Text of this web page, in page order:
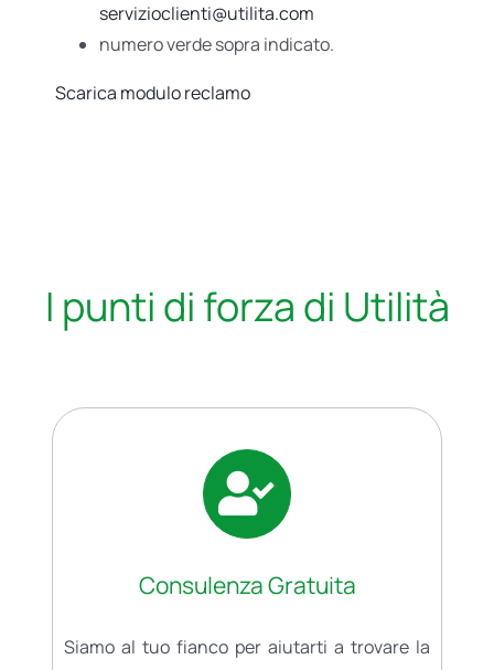
servizioclienti@utilita.com
numero verde sopra indicato.
Scarica modulo reclamo
I punti di forza di Utilità
Consulenza Gratuita
Siamo al tuo fianco per aiutarti a trovare la